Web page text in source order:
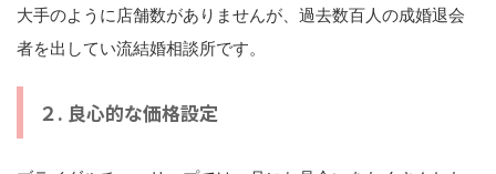
大手のように店舗数がありませんが、過去数百人の成婚退会
者を出してい流結婚相談所です。
２. 良心的な価格設定